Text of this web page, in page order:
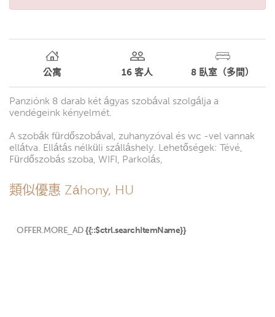
公寓 16 客人 8 臥室（多間）
Panziónk 8 darab két ágyas szobával szolgálja a
vendégeink kényelmét.
A szobák fürdőszobával, zuhanyzóval és wc -vel vannak
ellátva. Ellátás nélküli szálláshely. Lehetőségek: Tévé,
Fürdőszobás szoba, WIFI, Parkolás,
類似優惠 Záhony, HU
OFFER.MORE_AD {{::$ctrl.searchItemName}}